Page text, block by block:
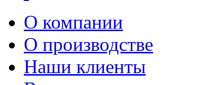
О компании
О производстве
Наши клиенты